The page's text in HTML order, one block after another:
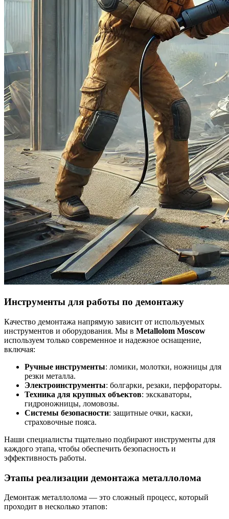
Инструменты для работы по демонтажу
Качество демонтажа напрямую зависит от используемых
инструментов и оборудования. Мы в Metallolom Moscow
используем только современное и надежное оснащение,
включая:
Ручные инструменты: ломики, молотки, ножницы для
резки металла.
Электроинструменты: болгарки, резаки, перфораторы.
Техника для крупных объектов: экскаваторы,
гидроножницы, ломовозы.
Системы безопасности: защитные очки, каски,
страховочные пояса.
Наши специалисты тщательно подбирают инструменты для
каждого этапа, чтобы обеспечить безопасность и
эффективность работы.
Этапы реализации демонтажа металлолома
Демонтаж металлолома — это сложный процесс, который
проходит в несколько этапов: